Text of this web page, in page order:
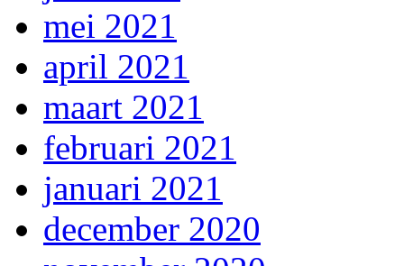
mei 2021
april 2021
maart 2021
februari 2021
januari 2021
december 2020